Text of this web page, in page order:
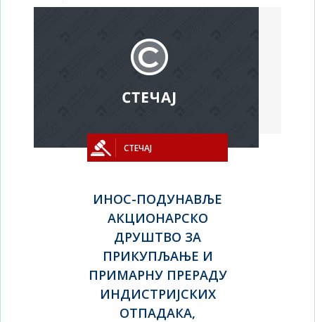
СТЕЧАЈ
ИНОС-ПОДУНАВЉЕ
АКЦИОНАРСКО
ДРУШТВО ЗА
ПРИКУПЉАЊЕ И
ПРИМАРНУ ПРЕРАДУ
ИНДИСТРИЈСКИХ
ОТПАДАКА,